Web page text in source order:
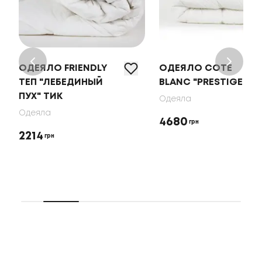
ОДЕЯЛО FRIENDLY
ТЕП "ЛЕБЕДИНЫЙ
ПУХ" ТИК
Одеяла
2214 грн
ОДЕЯЛО COTE
BLANC "PRESTIGE"
Одеяла
4680 грн